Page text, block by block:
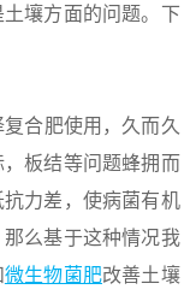
壤方面的问题。下
合肥使用，久而久
板结等问题蜂拥而
力差，使病菌有机
么基于这种情况我
微生物菌肥改善土壤